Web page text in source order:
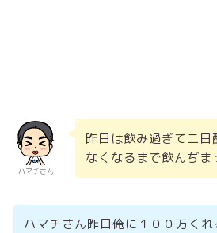
ハマチさん
昨日は飲み過ぎて二
なくなるまで飲んぢま
ハマチさん昨日俺に１００万くれ